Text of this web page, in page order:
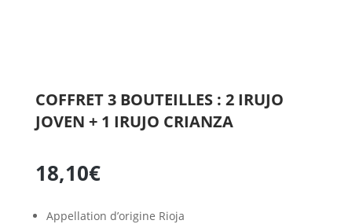
COFFRET 3 BOUTEILLES : 2 IRUJO
JOVEN + 1 IRUJO CRIANZA
18,10€
Appellation d’origine Rioja